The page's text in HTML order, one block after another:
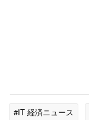
#IT 経済ニュース